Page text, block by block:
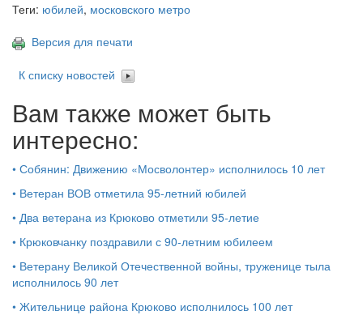
Теги: юбилей, московского метро
Версия для печати
К списку новостей
Вам также может быть
интересно:
• Собянин: Движению «Мосволонтер» исполнилось 10 лет
• Ветеран ВОВ отметила 95-летний юбилей
• Два ветерана из Крюково отметили 95-летие
• Крюковчанку поздравили с 90-летним юбилеем
• Ветерану Великой Отечественной войны, труженице тыла
исполнилось 90 лет
• Жительнице района Крюково исполнилось 100 лет